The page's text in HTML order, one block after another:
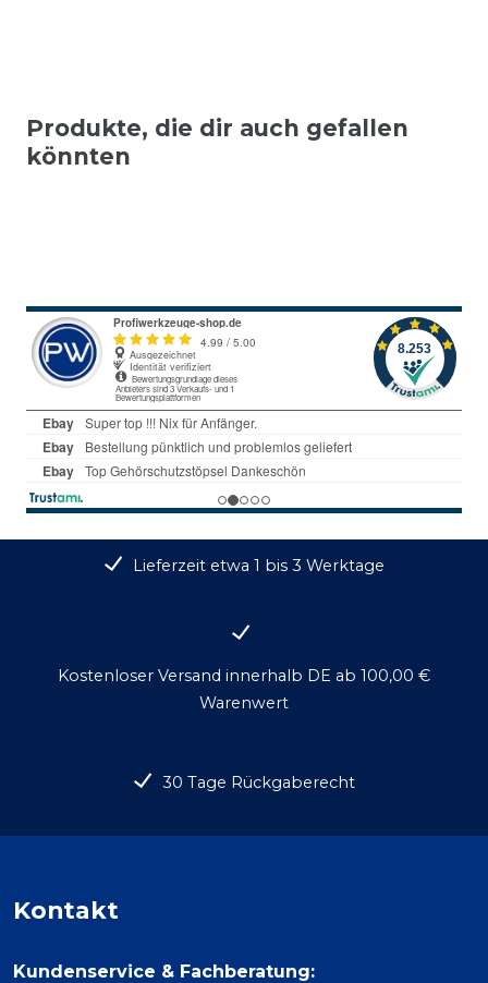
Produkte, die dir auch gefallen
könnten
Lieferzeit etwa 1 bis 3 Werktage
Kostenloser Versand innerhalb DE ab 100,00 €
Warenwert
30 Tage Rückgaberecht
Kontakt
Kundenservice & Fachberatung: